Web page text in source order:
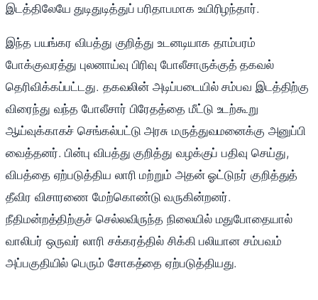
இடத்திலேயே துடிதுடித்துப் பரிதாபமாக உயிரிழந்தார்.
இந்த பயங்கர விபத்து குறித்து உடனடியாக தாம்பரம்
போக்குவரத்து புலனாய்வு பிரிவு போலீசாருக்குத் தகவல்
தெரிவிக்கப்பட்டது. தகவலின் அடிப்படையில் சம்பவ இடத்திற்கு
விரைந்து வந்த போலீசார் பிரேதத்தை மீட்டு உடற்கூறு
ஆய்வுக்காகச் செங்கல்பட்டு அரசு மருத்துவமனைக்கு அனுப்பி
வைத்தனர். பின்பு விபத்து குறித்து வழக்குப் பதிவு செய்து,
விபத்தை ஏற்படுத்திய லாரி மற்றும் அதன் ஓட்டுநர் குறித்துத்
தீவிர விசாரணை மேற்கொண்டு வருகின்றனர்.
நீதிமன்றத்திற்குச் செல்லவிருந்த நிலையில் மதுபோதையால்
வாலிபர் ஒருவர் லாரி சக்கரத்தில் சிக்கி பலியான சம்பவம்
அப்பகுதியில் பெரும் சோகத்தை ஏற்படுத்தியது.